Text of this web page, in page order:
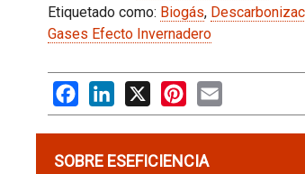
Etiquetado como: Biogás,
Gases Efecto Invernadero
FacebookLinkedIn
X PinterestEmail
SOBRE ESEFICIENCIA